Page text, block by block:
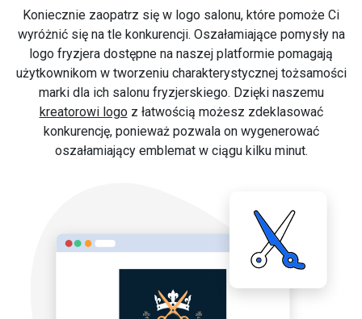
Koniecznie zaopatrz się w logo salonu, które pomoże Ci
wyróżnić się na tle konkurencji. Oszałamiające pomysły na
logo fryzjera dostępne na naszej platformie pomagają
użytkownikom w tworzeniu charakterystycznej tożsamości
marki dla ich salonu fryzjerskiego. Dzięki naszemu
kreatorowi logoz łatwością możesz zdeklasować
konkurencję, ponieważ pozwala on wygenerować
oszałamiający emblemat w ciągu kilku minut.